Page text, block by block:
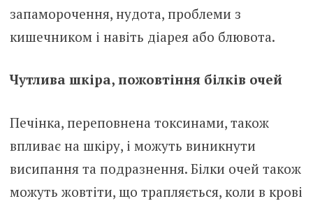
запаморочення, нудота, проблеми з
кишечником і навіть діарея або блювота.
Чутлива шкіра, пожовтіння білків очей
Печінка, переповнена токсинами, також
впливає на шкіру, і можуть виникнути
висипання та подразнення. Білки очей також
можуть жовтіти, що трапляється, коли в крові